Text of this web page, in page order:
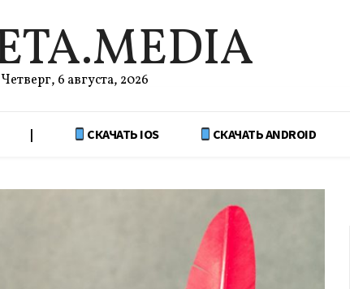
Четверг, 6 августа, 2026
| СКАЧАТЬ IOS СКАЧАТЬ ANDROID